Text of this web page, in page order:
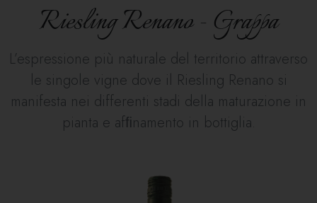
Riesling Renano - Grappa
L’espressione più naturale del territorio attraverso
le singole vigne dove il Riesling Renano si
manifesta nei differenti stadi della maturazione in
pianta e afﬁnamento in bottiglia.